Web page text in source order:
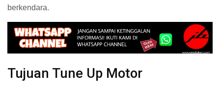
berkendara.
Tujuan Tune Up Motor